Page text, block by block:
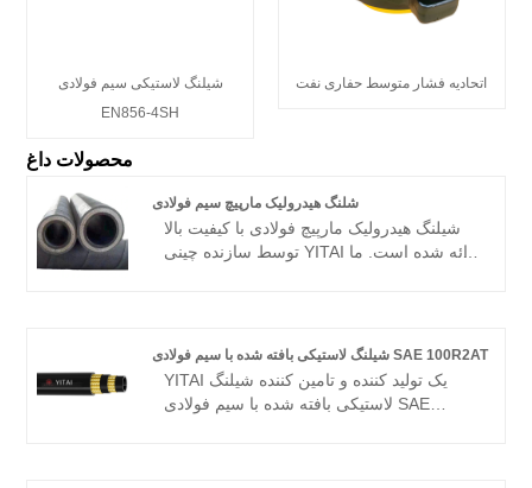
شیلنگ لاستیکی سیم فولادی
EN856-4SH
اتحادیه فشار متوسط ​​حفاری نفت
محصولات داغ
شلنگ هیدرولیک مارپیچ سیم فولادی
شیلنگ هیدرولیک مارپیچ فولادی با کیفیت بالا
توسط سازنده چینی YITAI ارائه شده است. ما
مشتاقانه منتظریم تا شریک بلندمدت شما در
شیلنگ لاستیکی بافته شده با سیم فولادی SAE 100R2AT
YITAI یک تولید کننده و تامین کننده شیلنگ
لاستیکی بافته شده با سیم فولادی SAE